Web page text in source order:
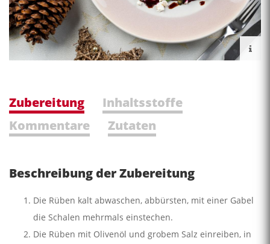
Zubereitung
Inhaltsstoffe
Kommentare
Zutaten
Beschreibung der Zubereitung
Die Rüben kalt abwaschen, abbürsten, mit einer Gabel
die Schalen mehrmals einstechen.
Die Rüben mit Olivenöl und grobem Salz einreiben, in